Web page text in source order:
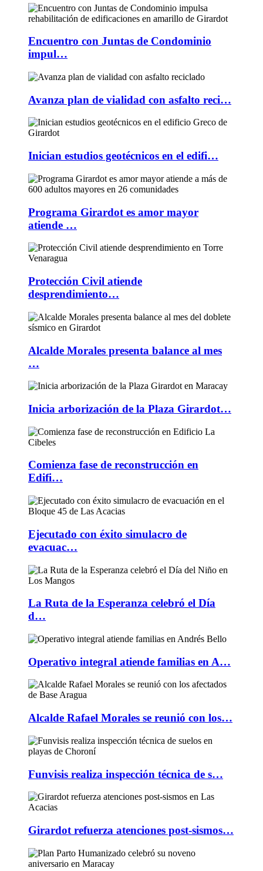
Encuentro con Juntas de Condominio
impul…
Avanza plan de vialidad con asfalto reci…
Inician estudios geotécnicos en el edifi…
Programa Girardot es amor mayor
atiende …
Protección Civil atiende
desprendimiento…
Alcalde Morales presenta balance al mes
…
Inicia arborización de la Plaza Girardot…
Comienza fase de reconstrucción en
Edifi…
Ejecutado con éxito simulacro de
evacuac…
La Ruta de la Esperanza celebró el Día
d…
Operativo integral atiende familias en A…
Alcalde Rafael Morales se reunió con los…
Funvisis realiza inspección técnica de s…
Girardot refuerza atenciones post-sismos…